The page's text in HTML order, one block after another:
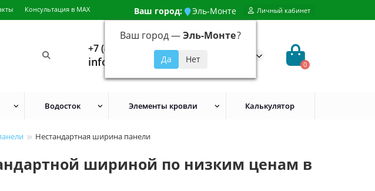
Консультация в MAX Ваш город: Эль-Монте
Ваш город —Эль-Монте?
Личный кабинет
+7 (499) 648-92-94
info@evroshtaketnikmoskva.ru 0
Водосток Элементы кровли Калькулятор
Нестандартная ширина панели
шириной по низким ценам в